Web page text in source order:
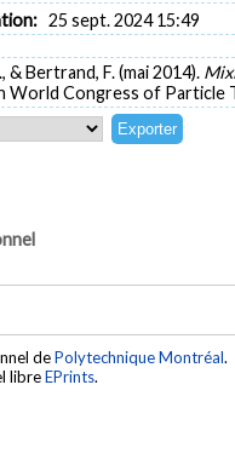
25 sept. 2024 15:49
& Bertrand, F. (mai 2014).
World Congress of Particle
dePolytechnique Montréal.
libreEPrints.